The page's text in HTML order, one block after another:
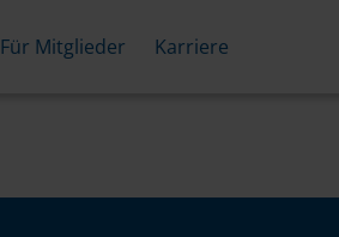
Für Mitglieder Karriere